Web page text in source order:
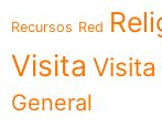
Recursos Red
Visita Visita
General